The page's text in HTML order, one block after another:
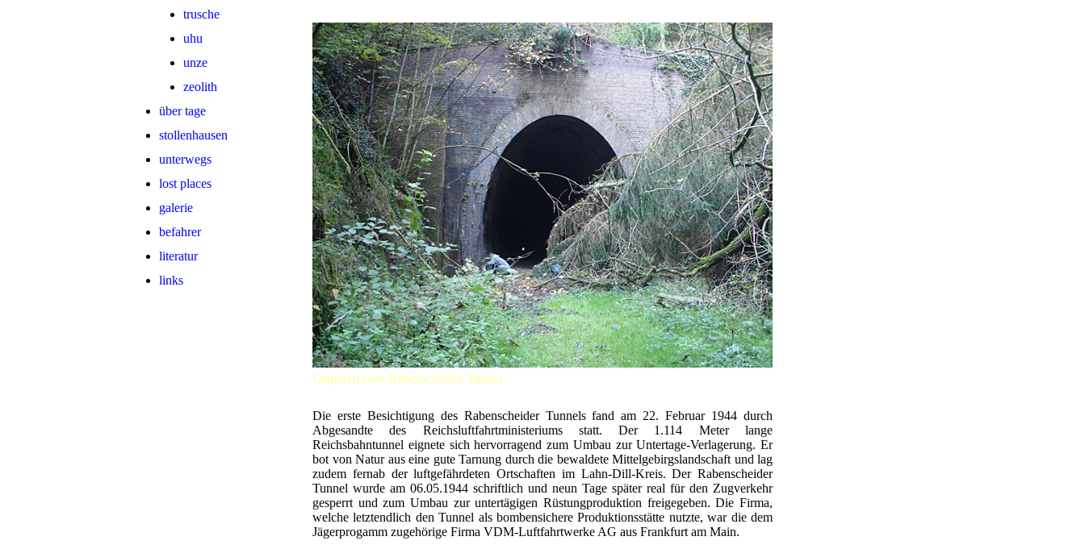
trusche
uhu
unze
zeolith
über tage
stollenhausen
unterwegs
lost places
galerie
befahrer
literatur
links
Ostportal vom Rabenscheider Tunnel
Die erste Besichtigung des Rabenscheider Tunnels fand am 22. Februar 1944 durch
Abgesandte des Reichsluftfahrtministeriums statt. Der 1.114 Meter lange
Reichsbahntunnel eignete sich hervorragend zum Umbau zur Untertage-Verlagerung. Er
bot von Natur aus eine gute Tarnung durch die bewaldete Mittelgebirgslandschaft und lag
zudem fernab der luftgefährdeten Ortschaften im Lahn-Dill-Kreis. Der Rabenscheider
Tunnel wurde am 06.05.1944 schriftlich und neun Tage später real für den Zugverkehr
gesperrt und zum Umbau zur untertägigen Rüstungproduktion freigegeben. Die Firma,
welche letztendlich den Tunnel als bombensichere Produktionsstätte nutzte, war die dem
Jägerprogamm zugehörige Firma VDM-Luftfahrtwerke AG aus Frankfurt am Main.